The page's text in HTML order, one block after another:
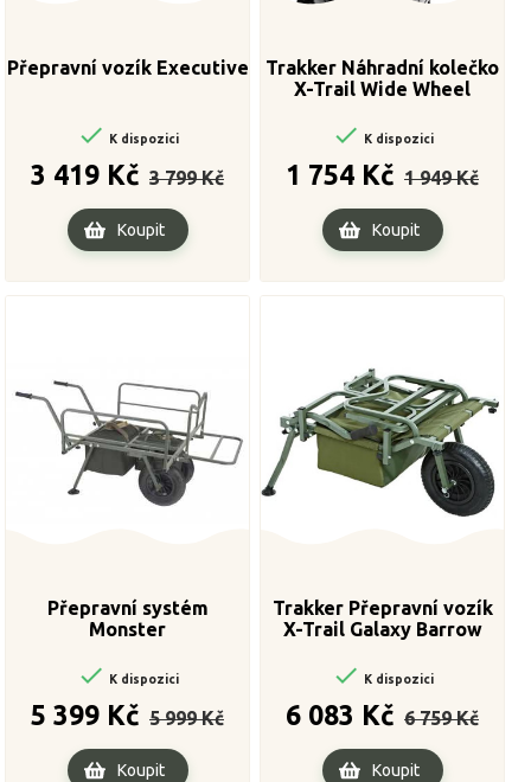
Přepravní vozík Executive
 K dispozici
3 419 Kč
cena
3 799 Kč
Koupit
Trakker Náhradní kolečko
X-Trail Wide Wheel
 K dispozici
1 754 Kč
cena
1 949 Kč
Koupit
Přepravní systém
Monster
 K dispozici
5 399 Kč
cena
5 999 Kč
Koupit
Trakker Přepravní vozík
X-Trail Galaxy Barrow
 K dispozici
6 083 Kč
cena
6 759 Kč
Koupit